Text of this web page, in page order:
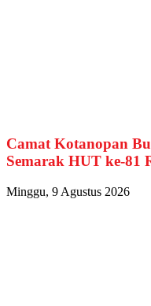
Camat Kotanopan
Semarak HUT ke-81
Minggu, 9 Agustus 2026